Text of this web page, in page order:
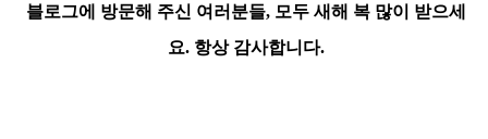
블로그에 방문해 주신 여러분들, 모두 새해 복 많이 받으세
요. 항상 감사합니다.